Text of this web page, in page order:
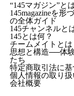
“145マガジン”と
145magazineを形
の全体ガイド
145チャンネルと
145とは何？
チームメイトとは
思想と構造──体
たち
特定商取引法に
個人情報の取り扱
会社概要